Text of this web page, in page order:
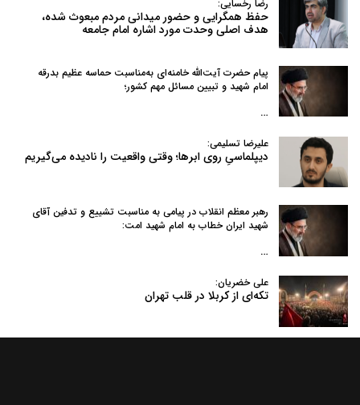
رضا رخسایی:
حفظ همگرایی و حضور میدانی مردم مبعوث شده،
هدف اصلی وحدت مورد اشاره امام جامعه
پیام حضرت آیت‌الله خامنه‌ای به‌مناسبت حماسه عظیم بدرقه
امام شهید و تبیین مسائل مهم کشور؛
…
علیرضا تسلیمی:
دیپلماسیِ روی ابرها؛ وقتی واقعیت را نادیده می‌گیریم
رهبر معظم انقلاب در پیامی به‌ مناسبت تشییع و تدفین آقای
شهید ایران خطاب به امام شهید امت:
…
علی خضریان:
تکه‌ای از کربلا در قلب تهران